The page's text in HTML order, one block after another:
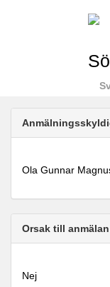
Ola Gunnar
Orsak till anmälan
Nej